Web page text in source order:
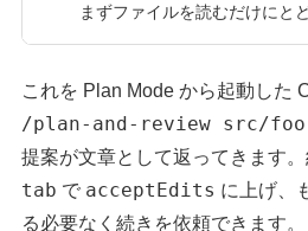
まずファイルを読むだけにと
これを Plan Mode から起動した
/plan-and-review src/
提案が文章として返ってきます
tab で acceptEdits に上げ、
る必要なく続きを依頼できます